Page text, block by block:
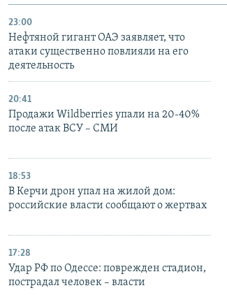
23:00
Нефтяной гигант ОАЭ заявляет, что
атаки существенно повлияли на его
деятельность
20:41
Продажи Wildberries упали на 20-40%
после атак ВСУ – СМИ
18:53
В Керчи дрон упал на жилой дом:
российские власти сообщают о жертвах
17:28
Удар РФ по Одессе: поврежден стадион,
пострадал человек – власти